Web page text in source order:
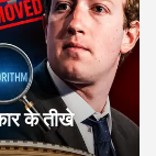
के तीखे